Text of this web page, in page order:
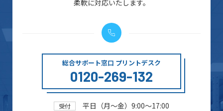
柔軟に対応いたします。
総合サポート窓口 プリントデスク
0120-269-132
受付 平日（月～金）9:00～17:00